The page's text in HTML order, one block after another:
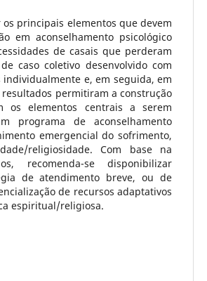
principais elementos que devem
em aconselhamento psicológico
de casais que perderam
caso coletivo desenvolvido com
e, em seguida, em
permitiram a construção
os elementos centrais a serem
programa de aconselhamento
emergencial do sofrimento,
religiosidade. Com base na
recomenda-se disponibilizar
de atendimento breve, ou de
de recursos adaptativos
espiritual/religiosa.